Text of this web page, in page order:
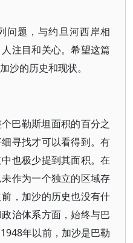
问题，与约旦河西岸相
注目和关心。希望这篇
沙的历史和现状。
巴勒斯坦面积的百分之
寻找才可以看得到。有
也极少提到其面积。在
作为一个独立的区域存
，加沙的历史也没有什
治体系方面，始终与巴
年以前，加沙是巴勒